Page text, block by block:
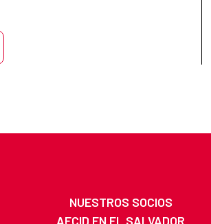
NUESTROS SOCIOS
AECID EN EL SALVADOR